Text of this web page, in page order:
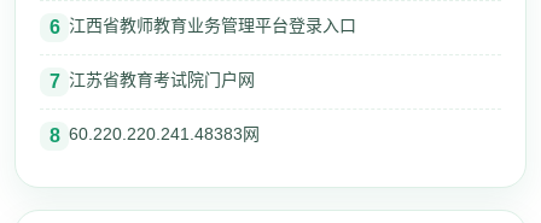
6 江西省教师教育业务管理平台登录入口
7 江苏省教育考试院门户网
8 60.220.220.241.48383网